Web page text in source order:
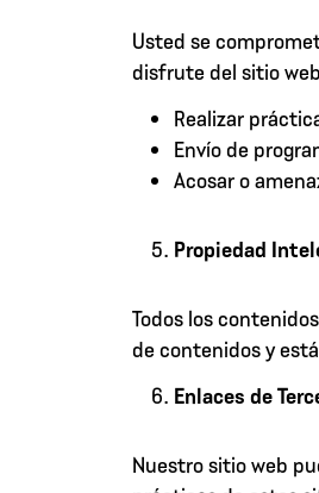
Usted se
disfrute del sitio
Realizar
Envío de
Acosar o
Propiedad
Todos los
de contenidos y
Enlaces de
Nuestro sitio web